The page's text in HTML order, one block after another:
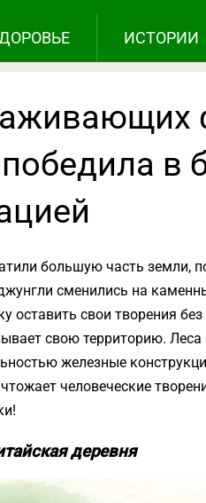
ИСТОРИИ
в
большую часть земли,
сменились на
оставить свои творения
свою территорию.
железные
человеческие
деревня